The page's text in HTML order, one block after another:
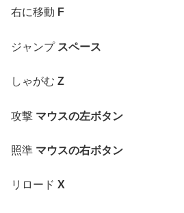
右に移動 F
ジャンプ スペース
しゃがむ Z
攻撃 マウスの左ボタン
照準 マウスの右ボタン
リロード X